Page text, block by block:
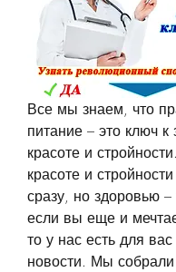
Все мы знаем, что
питание – это ключ к
красоте и
красоте и
сразу, но здоровью
если вы еще и
то у нас есть для
новости. Мы